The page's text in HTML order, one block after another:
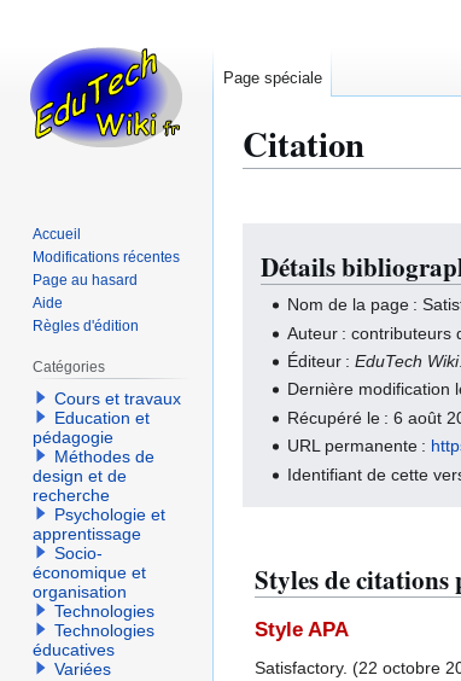
Citation
navigation
recherche
Détails
Nom de la page :
Auteur : contributeurs
Éditeur :EduTech Wiki.
Dernière modification
Récupéré le : 6 août
URL permanente :
Identifiant de cette
Styles de
Style APA
Satisfactory. (22 octobre
Page spéciale
Accueil
Modifications récentes
Page au hasard
Aide
Règles d'édition
Catégories
Cours et travaux
Education et
pédagogie
Méthodes de
design et de
recherche
Psychologie et
apprentissage
Socio-
économique et
organisation
Technologies
Technologies
éducatives
Variées